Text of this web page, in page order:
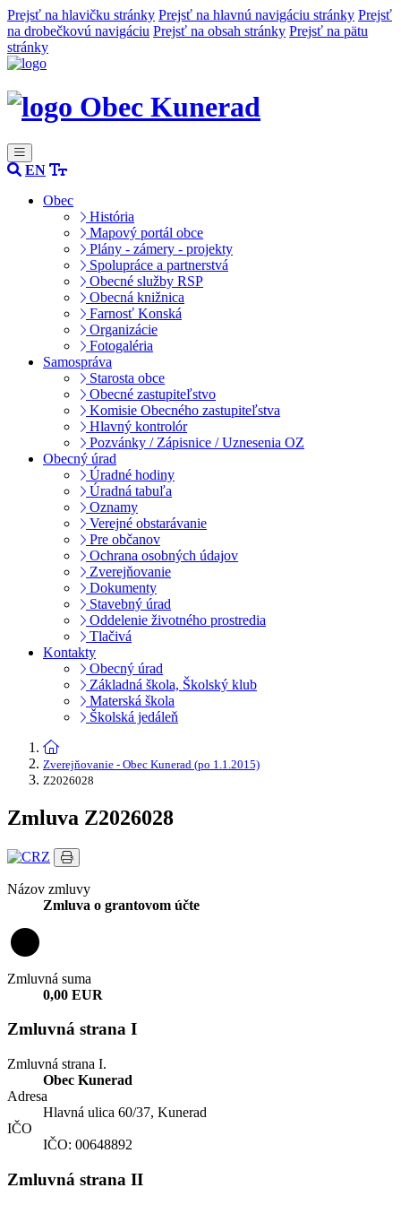
Prejsť na hlavičku stránky Prejsť na hlavnú navigáciu stránky Prejsť
na drobečkovú navigáciu Prejsť na obsah stránky Prejsť na pätu
stránky
Obec Kunerad
EN
Obec
História
Mapový portál obce
Plány - zámery - projekty
Spolupráce a partnerstvá
Obecné služby RSP
Obecná knižnica
Farnosť Konská
Organizácie
Fotogaléria
Samospráva
Starosta obce
Obecné zastupiteľstvo
Komisie Obecného zastupiteľstva
Hlavný kontrolór
Pozvánky / Zápisnice / Uznesenia OZ
Obecný úrad
Úradné hodiny
Úradná tabuľa
Oznamy
Verejné obstarávanie
Pre občanov
Ochrana osobných údajov
Zverejňovanie
Dokumenty
Stavebný úrad
Oddelenie životného prostredia
Tlačivá
Kontakty
Obecný úrad
Základná škola, Školský klub
Materská škola
Školská jedáleň
Zverejňovanie - Obec Kunerad (po 1.1.2015)
Z2026028
Zmluva Z2026028
Názov zmluvy
Zmluva o grantovom účte
Zmluvná suma
0,00 EUR
Zmluvná strana I
Zmluvná strana I.
Obec Kunerad
Adresa
Hlavná ulica 60/37, Kunerad
IČO
IČO: 00648892
Zmluvná strana II